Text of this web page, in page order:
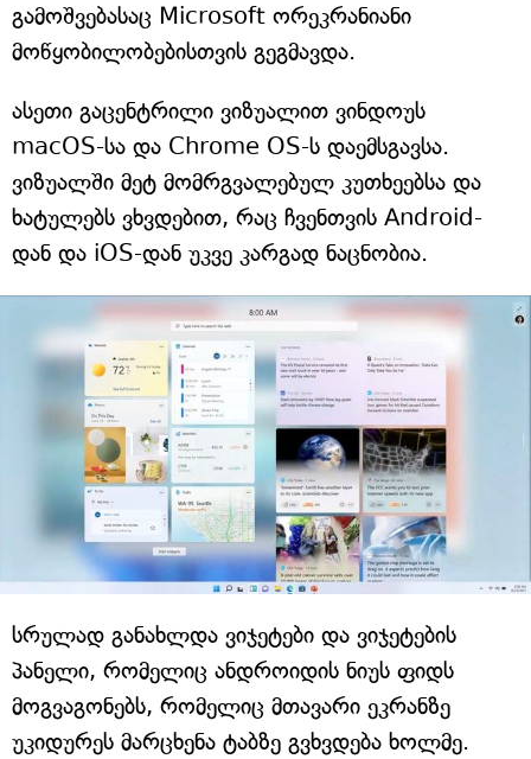
გამოშვებასაც Microsoft ორეკრანიანი
მოწყობილობებისთვის გეგმავდა.
ასეთი გაცენტრილი ვიზუალით ვინდოუს
macOS-სა და Chrome OS-ს დაემსგავსა.
ვიზუალში მეტ მომრგვალებულ კუთხეებსა და
ხატულებს ვხვდებით, რაც ჩვენთვის Android-
დან და iOS-დან უკვე კარგად ნაცნობია.
სრულად განახლდა ვიჯეტები და ვიჯეტების
პანელი, რომელიც ანდროიდის ნიუს ფიდს
მოგვაგონებს, რომელიც მთავარი ეკრანზე
უკიდურეს მარცხენა ტაბზე გვხვდება ხოლმე.